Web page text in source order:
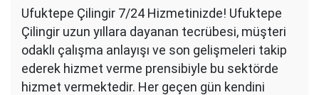
Ufuktepe Çilingir 7/24 Hizmetinizde! Ufuktepe
Çilingir uzun yıllara dayanan tecrübesi, müşteri
odaklı çalışma anlayışı ve son gelişmeleri takip
ederek hizmet verme prensibiyle bu sektörde
hizmet vermektedir. Her geçen gün kendini